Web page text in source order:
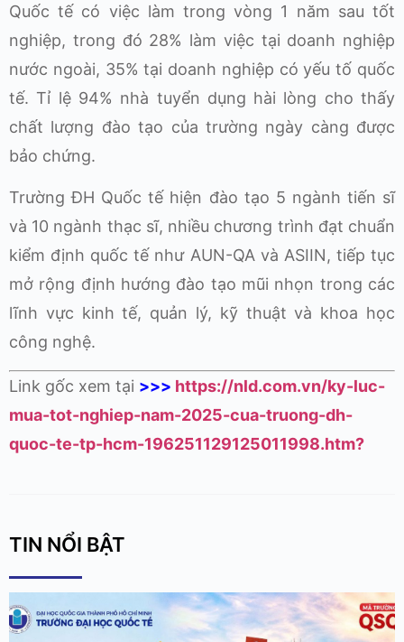
Quốc tế có việc làm trong vòng 1 năm sau tốt
nghiệp, trong đó 28% làm việc tại doanh nghiệp
nước ngoài, 35% tại doanh nghiệp có yếu tố quốc
tế. Tỉ lệ 94% nhà tuyển dụng hài lòng cho thấy
chất lượng đào tạo của trường ngày càng được
bảo chứng.
Trường ĐH Quốc tế hiện đào tạo 5 ngành tiến sĩ
và 10 ngành thạc sĩ, nhiều chương trình đạt chuẩn
kiểm định quốc tế như AUN-QA và ASIIN, tiếp tục
mở rộng định hướng đào tạo mũi nhọn trong các
lĩnh vực kinh tế, quản lý, kỹ thuật và khoa học
công nghệ.
Link gốc xem tại >>> https://nld.com.vn/ky-luc-
mua-tot-nghiep-nam-2025-cua-truong-dh-
quoc-te-tp-hcm-196251129125011998.htm?
TIN NỔI BẬT